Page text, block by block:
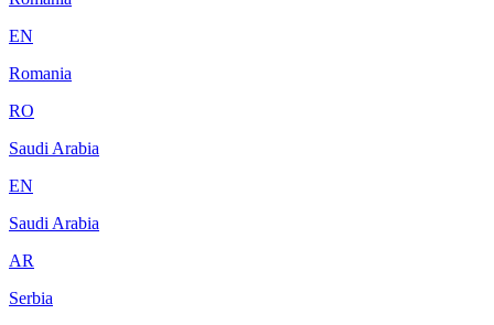
EN
Romania
RO
Saudi Arabia
EN
Saudi Arabia
AR
Serbia